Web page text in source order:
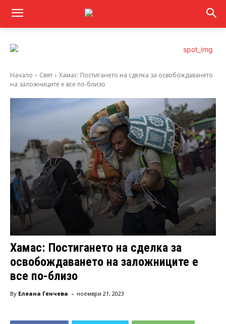
Начало Свят
Хамас: Постигането на сделка за освобождаването
на заложниците е все по-близо
Хамас: Постигането на сделка за
освобождаването на заложниците е
все по-близо
By Елеана Генчева - ноември 21, 2023